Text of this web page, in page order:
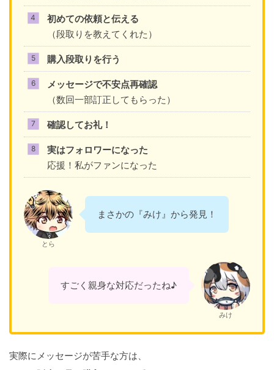
初めての依頼と伝える
（段取りを教えてくれた）
購入段取りを行う
メッセージで不安点再確認
（数回一部訂正してもらった）
確認してお礼！
実はフォロワーになった
応援！私がファンになった
とら
まさかの『みけ』から発見！
すごく親身な対応だったね♪
みけ
実際にメッセージが苦手な方は、